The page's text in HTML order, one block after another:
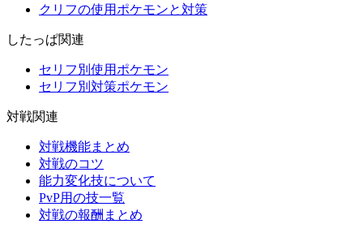
クリフの使用ポケモンと対策
したっぱ関連
セリフ別使用ポケモン
セリフ別対策ポケモン
対戦関連
対戦機能まとめ
対戦のコツ
能力変化技について
PvP用の技一覧
対戦の報酬まとめ